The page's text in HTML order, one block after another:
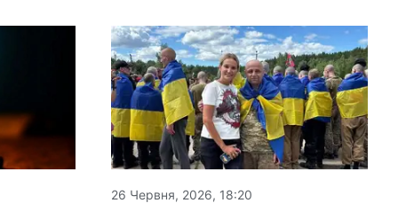
26 Червня, 2026, 18:20